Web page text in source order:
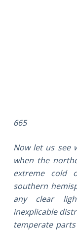
665
Now let us see
when the
extreme cold
southern
any clear
inexplicable
temperate